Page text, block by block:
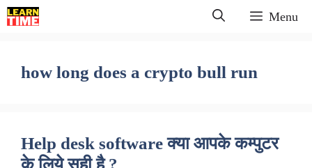
Skip
to
Menu
how long does a crypto bull run
Help desk software क्या आपके कम्पुटर
के लिये सही है ?